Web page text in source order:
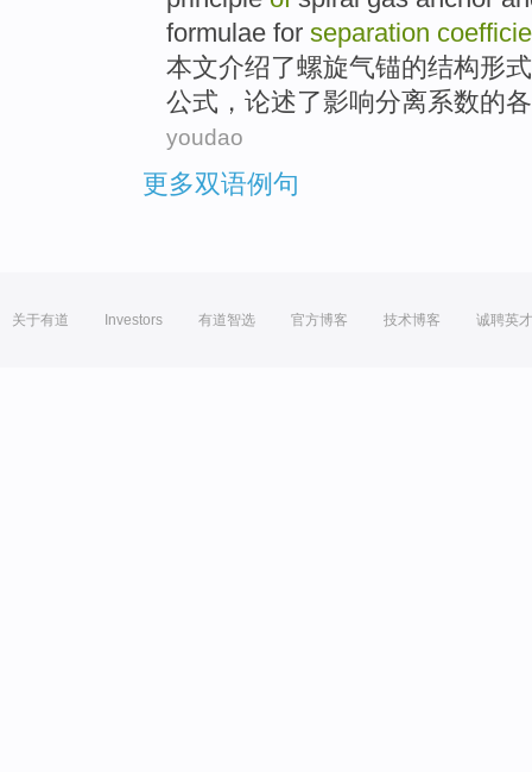
formulae for separation
本文介绍了螺旋气锚的结构形式
公式 ，论述了影响分离系数的
youdao
更多双语例句
关于有道 Investors 有道智选 官方博客 技术博客 诚聘英才